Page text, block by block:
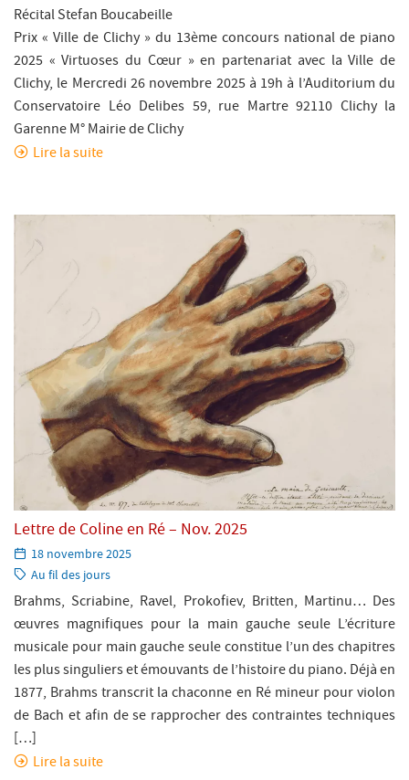
Récital Stefan Boucabeille
Prix « Ville de Clichy » du 13ème concours national de piano
2025 « Virtuoses du Cœur » en partenariat avec la Ville de
Clichy, le Mercredi 26 novembre 2025 à 19h à l’Auditorium du
Conservatoire Léo Delibes 59, rue Martre 92110 Clichy la
Garenne M° Mairie de Clichy
Lire la suite
Lettre de Coline en Ré – Nov. 2025
Paru
le:
18 novembre 2025
Catégorie:
Au fil des jours
Brahms, Scriabine, Ravel, Prokofiev, Britten, Martinu… Des
œuvres magnifiques pour la main gauche seule L’écriture
musicale pour main gauche seule constitue l’un des chapitres
les plus singuliers et émouvants de l’histoire du piano. Déjà en
1877, Brahms transcrit la chaconne en Ré mineur pour violon
de Bach et afin de se rapprocher des contraintes techniques
[…]
Lire la suite